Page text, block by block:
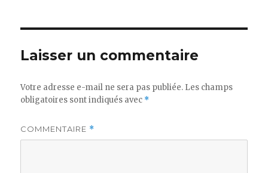
Laisser un commentaire
Votre adresse e-mail ne sera pas publiée. Les champs
obligatoires sont indiqués avec *
COMMENTAIRE *